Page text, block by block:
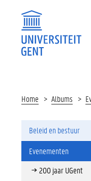
Home Albums
Beleid en bestuur
Evenementen
200 jaar UGent